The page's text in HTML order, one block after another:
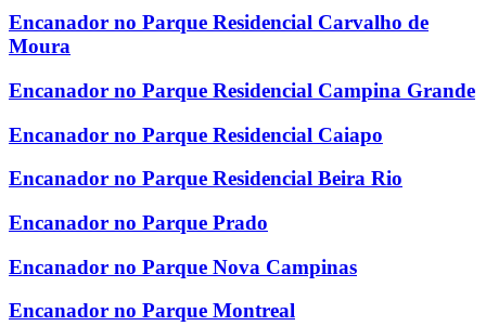
Encanador no Parque Residencial Carvalho de
Moura
Encanador no Parque Residencial Campina Grande
Encanador no Parque Residencial Caiapo
Encanador no Parque Residencial Beira Rio
Encanador no Parque Prado
Encanador no Parque Nova Campinas
Encanador no Parque Montreal